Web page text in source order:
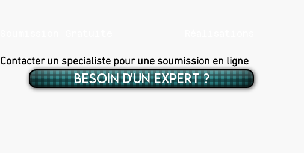
Contacter un specialiste pour une soumission en ligne
BESOIN D'UN EXPERT ?